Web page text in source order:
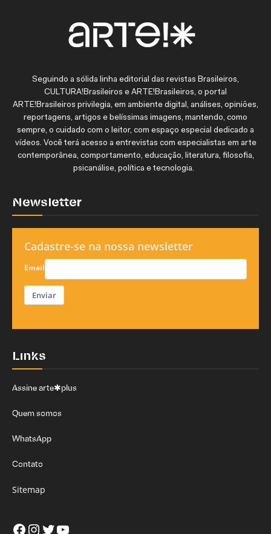
Seguindo a sólida linha editorial das revistas Brasileiros,
CULTURA!Brasileiros e ARTE!Brasileiros, o portal
ARTE!Brasileiros privilegia, em ambiente digital, análises, opiniões,
reportagens, artigos e belíssimas imagens, mantendo, como
sempre, o cuidado com o leitor, com espaço especial dedicado a
vídeos. Você terá acesso a entrevistas com especialistas em arte
contemporânea, comportamento, educação, literatura, filosofia,
psicanálise, política e tecnologia.
Newsletter
Cadastre-se na nossa newsletter
Email
Enviar
Links
Assine arte✱plus
Quem somos
WhatsApp
Contato
Sitemap
Facebook
Instagram
Twitter
Youtube